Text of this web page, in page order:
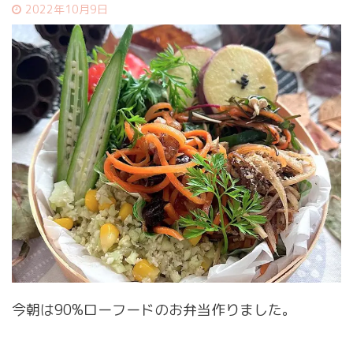
2022年10月9日
今朝は90%ローフードのお弁当作りました。